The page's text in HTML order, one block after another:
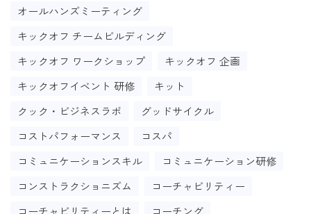
オールハンズミーティング
キックオフ チームビルディング
キックオフ ワークショップ
キックオフ 企画
キックオフイベント 研修
キット
クック・ビジネスラボ
グッドサイクル
コストパフォーマンス
コスパ
コミュニケーションスキル
コミュニケーション研修
コンストラクショニズム
コーチャビリティー
コーチャビリティーとは
コーチング